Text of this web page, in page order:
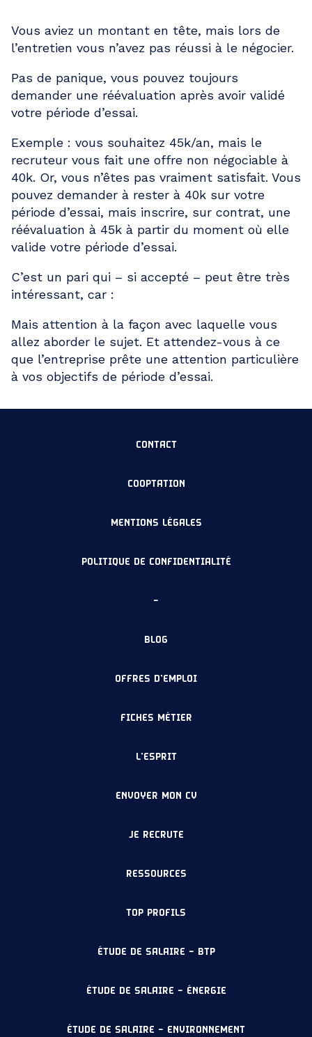
Vous aviez un montant en tête, mais lors de
l’entretien vous n’avez pas réussi à le négocier.
Pas de panique, vous pouvez toujours
demander une réévaluation après avoir validé
votre période d’essai.
Exemple : vous souhaitez 45k/an, mais le
recruteur vous fait une offre non négociable à
40k. Or, vous n’êtes pas vraiment satisfait. Vous
pouvez demander à rester à 40k sur votre
période d’essai, mais inscrire, sur contrat, une
réévaluation à 45k à partir du moment où elle
valide votre période d’essai.
C’est un pari qui – si accepté – peut être très
intéressant, car :
Mais attention à la façon avec laquelle vous
allez aborder le sujet. Et attendez-vous à ce
que l’entreprise prête une attention particulière
à vos objectifs de période d’essai.
CONTACT
COOPTATION
MENTIONS LÉGALES
POLITIQUE DE CONFIDENTIALITÉ
–
BLOG
OFFRES D’EMPLOI
FICHES MÉTIER
L’ESPRIT
ENVOYER MON CV
JE RECRUTE
RESSOURCES
TOP PROFILS
ÉTUDE DE SALAIRE – BTP
ÉTUDE DE SALAIRE – ÉNERGIE
ÉTUDE DE SALAIRE – ENVIRONNEMENT